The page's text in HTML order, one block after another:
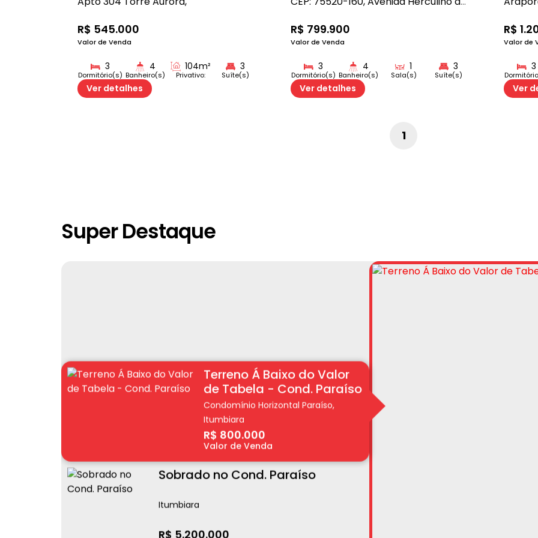
Residence
R$ 545.000
Valor de Venda
3
Dormitório(s)
4
Banheiro(s) Privativo:
104m² 3
Suíte(s)
2
Vaga(s)
Ver detalhes
R$ 799.900
Valor de Venda
3
Dormitório(s)
4
Banheiro(s)
1
Sala(s)
3
Suíte(s)
Total:
230m²
Ver detalhes
R$
Valor de
3
2
Ver
1
Super Destaque
Sobrado no Cond. Paraíso
5.200.000
Valor de Venda
Apartamento Residencial
R$600.000